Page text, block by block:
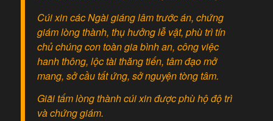
Cúi xin các Ngài giáng lâm trước án, chứng
giám lòng thành, thụ hưởng lễ vật, phù trì tín
chủ chúng con toàn gia bình an, công việc
hanh thông, lộc tài thăng tiến, tâm đạo mở
mang, sở cầu tất ứng, sở nguyện tòng tâm.
Giãi tấm lòng thành cúi xin được phù hộ độ trì
và chứng giám.